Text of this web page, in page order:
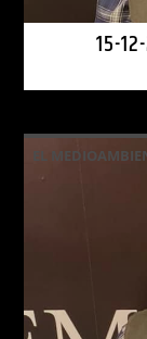
15-
EL